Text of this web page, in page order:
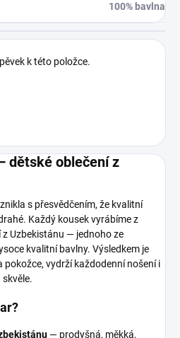
100% bavlna
k této položce.
dětské oblečení z
s přesvědčením, že kvalitní
Každý kousek vyrábíme z
Uzbekistánu — jednoho ze
kvalitní bavlny. Výsledkem je
pokožce, vydrží každodenní nošení i
— prodyšná, měkká,